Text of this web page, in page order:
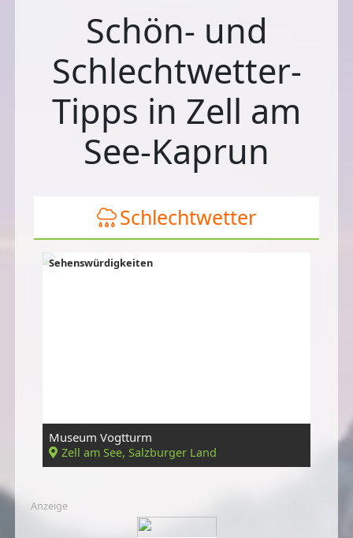
Schön- und
Schlechtwetter-
Tipps in Zell am
See-Kaprun
Schlechtwetter
Sehenswürdigkeiten
Museum Vogtturm
Zell am See, Salzburger Land
Anzeige